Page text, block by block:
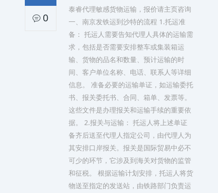
0
泰睿代理敏感货物运输，报价请主页咨询
一、南京发铁运到沙特的流程 1.托运准
备： 托运人需要告知代理人具体的运输需
求，包括是否需要安排整车或集装箱运
输、货物的品名和数量、预计运输的时
间、客户单位名称、电话、联系人等详细
信息。 准备必要的运输单证，如运输委托
书、报关委托书、合同、箱单、发票等。
这些文件是办理报关和运输手续的重要依
据。 2.报关与运输： 托运人将上述单证
备齐后送至代理人指定公司，由代理人为
其安排口岸报关。报关是国际贸易中必不
可少的环节，它涉及到海关对货物的监管
和征税。 根据运输计划安排，托运人将货
物送至指定的发送站，由铁路部门负责运